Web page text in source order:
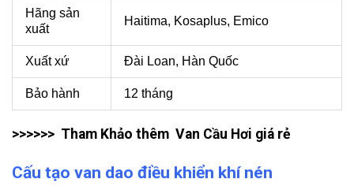
Hãng sản
xuất
Haitima, Kosaplus, Emico
Xuất xứ Đài Loan, Hàn Quốc
Bảo hành 12 tháng
>>>>>> Tham Khảo thêm Van Cầu Hơi giá rẻ
Cấu tạo van dao điều khiển khí nén